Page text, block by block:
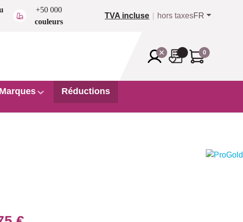
+50 000
couleurs
TVA incluse hors taxesFR
0
Marques Réductions